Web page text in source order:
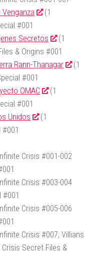
(1
#001
Secretos
(1
& Origins #001
Rann-Thanagar
(1
#001
OMAC
(1
#001
Unidos
(1
Crisis #001-002
Crisis #003-004
#001
Crisis #005-006
Crisis #007, Villians
Secret Files &